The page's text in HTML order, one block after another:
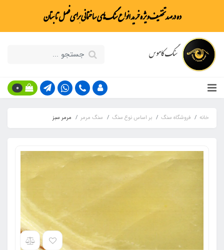
ده درصد تخفیف ویژه خرید انواع سنگ‌های ساختمانی برای فصل تابستان
سنگ کاموس
0
خانه فروشگاه سنگ بر اساس نوع سنگ سنگ مرمر مرمر سبز